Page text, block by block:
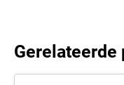
Gerelateerde